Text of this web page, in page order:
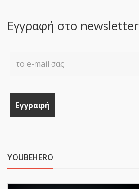
Εγγραφή στο newsletter
YOUBEHERO